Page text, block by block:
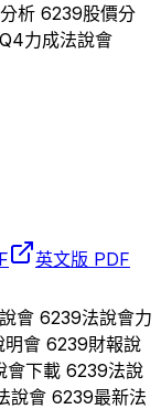
析 6239股價分
4力成法說會
英文版 PDF
會 6239法說會力
明會 6239財報說
會下載 6239法說
說會 6239最新法